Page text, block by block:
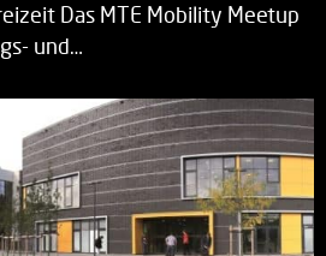
Das MTE Mobility Meetup
und…